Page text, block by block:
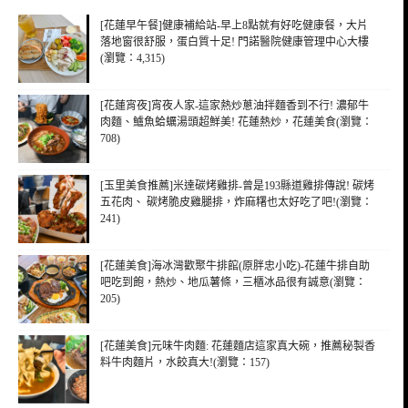
[花蓮早午餐]健康補給站-早上8點就有好吃健康餐，大片
落地窗很舒服，蛋白質十足! 門諾醫院健康管理中心大樓
(瀏覽：4,315)
[花蓮宵夜]宵夜人家-這家熱炒蔥油拌麵香到不行! 濃郁牛
肉麵、鱸魚蛤蠣湯頭超鮮美! 花蓮熱炒，花蓮美食(瀏覽：
708)
[玉里美食推薦]米達碳烤雞排-曾是193縣道雞排傳說! 碳烤
五花肉、 碳烤脆皮雞腿排，炸麻糬也太好吃了吧!(瀏覽：
241)
[花蓮美食]海冰灣歡聚牛排館(原胖忠小吃)-花蓮牛排自助
吧吃到飽，熱炒、地瓜薯條，三櫃冰品很有誠意(瀏覽：
205)
[花蓮美食]元味牛肉麵: 花蓮麵店這家真大碗，推薦秘製香
料牛肉麵片，水餃真大!(瀏覽：157)